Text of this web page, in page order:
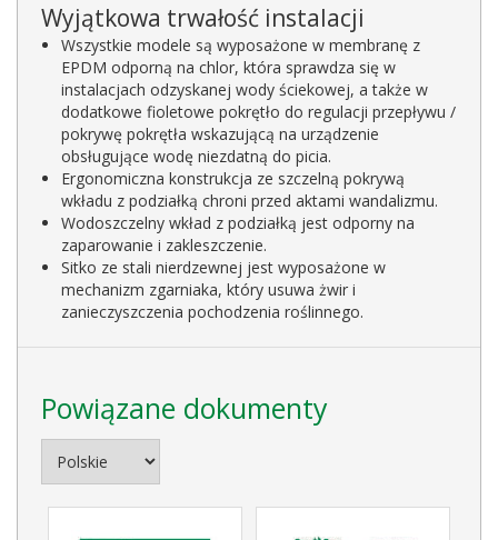
Wyjątkowa trwałość instalacji
Wszystkie modele są wyposażone w membranę z
EPDM odporną na chlor, która sprawdza się w
instalacjach odzyskanej wody ściekowej, a także w
dodatkowe fioletowe pokrętło do regulacji przepływu /
pokrywę pokrętła wskazującą na urządzenie
obsługujące wodę niezdatną do picia.
Ergonomiczna konstrukcja ze szczelną pokrywą
wkładu z podziałką chroni przed aktami wandalizmu.
Wodoszczelny wkład z podziałką jest odporny na
zaparowanie i zakleszczenie.
Sitko ze stali nierdzewnej jest wyposażone w
mechanizm zgarniaka, który usuwa żwir i
zanieczyszczenia pochodzenia roślinnego.
Powiązane dokumenty